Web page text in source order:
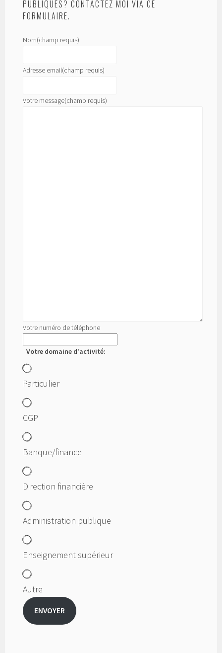
PUBLIQUES? CONTACTEZ MOI VIA CE
FORMULAIRE.
Nom(champ requis)
Adresse email(champ requis)
Votre message(champ requis)
Votre numéro de téléphone
Votre domaine d'activité:
Particulier
CGP
Banque/finance
Direction financière
Administration publique
Enseignement supérieur
Autre
ENVOYER